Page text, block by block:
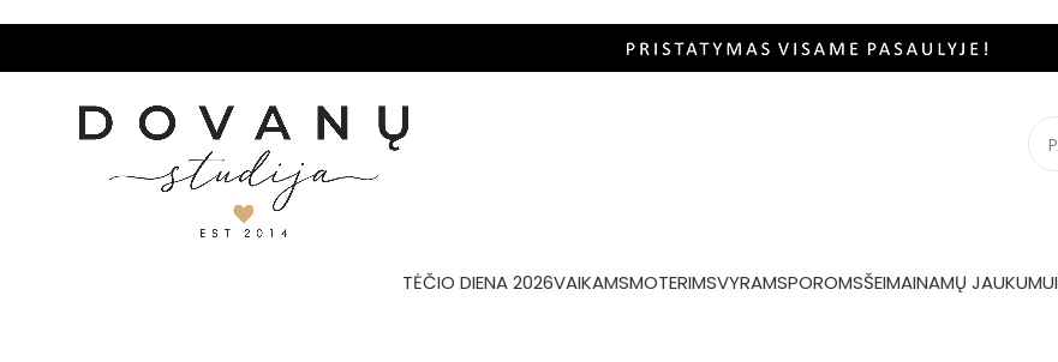
TĖČIO DIENA 2026VAIKAMSMOTERIMSVYRAMSPOROMSŠEIMAINAMŲ JAUKUMUI